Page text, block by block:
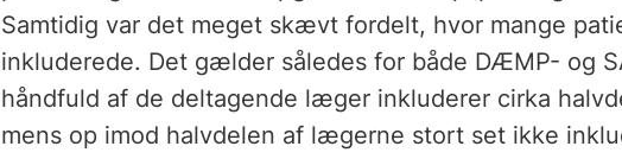
Samtidig var det meget skævt fordelt, hvor mange
inkluderede. Det gælder således for både DÆMP- og
håndfuld af de deltagende læger inkluderer cirka
mens op imod halvdelen af lægerne stort set ikke